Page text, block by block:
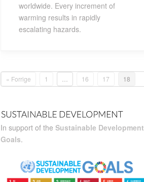
worldwide. Every increment of
warming results in rapidly
escalating hazards.
« Forrige 1 16 17 18
In support of the Sustainable Development
Goals.